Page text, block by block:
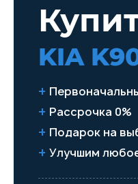
KIA
Рассрочка 0%
Подарок на
Улучшим